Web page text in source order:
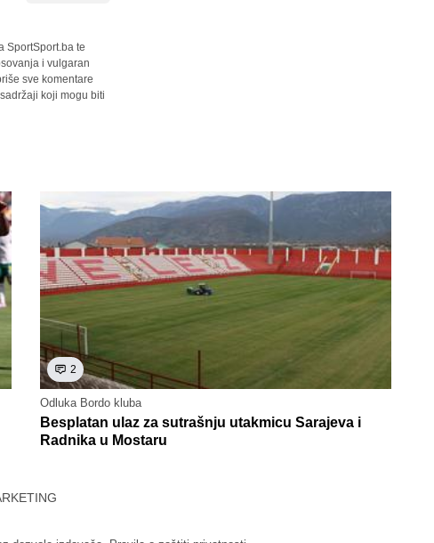
SportSport.ba te
i vulgaran
sve komentare
koji mogu biti
2
Odluka Bordo kluba
Besplatan ulaz za sutrašnju utakmicu Sarajeva i
Radnika u Mostaru